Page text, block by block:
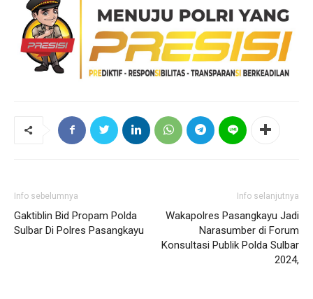
Info sebelumnya
Gaktiblin Bid Propam Polda
Sulbar Di Polres Pasangkayu
Info selanjutnya
Wakapolres Pasangkayu Jadi
Narasumber di Forum
Konsultasi Publik Polda Sulbar
2024,